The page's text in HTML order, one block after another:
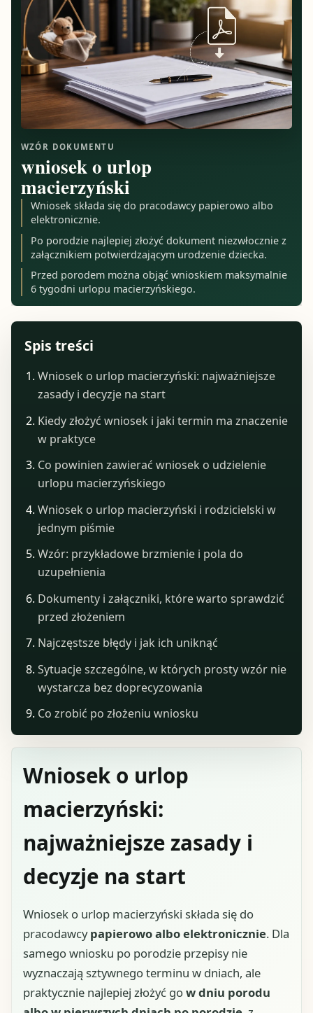
WZÓR DOKUMENTU
wniosek o urlop
macierzyński
Wniosek składa się do pracodawcy papierowo albo
elektronicznie.
Po porodzie najlepiej złożyć dokument niezwłocznie z
załącznikiem potwierdzającym urodzenie dziecka.
Przed porodem można objąć wnioskiem maksymalnie
6 tygodni urlopu macierzyńskiego.
Wniosek o urlop
macierzyński:
najważniejsze zasady i
decyzje na start
Wniosek o urlop macierzyński składa się do
pracodawcypapierowo albo elektronicznie. Dla
samego wniosku po porodzie przepisy nie
wyznaczają sztywnego terminu w dniach, ale
praktycznie najlepiej złożyć gow dniu porodu
Spis treści
Wniosek o urlop macierzyński: najważniejsze
zasady i decyzje na start
Kiedy złożyć wniosek i jaki termin ma znaczenie
w praktyce
Co powinien zawierać wniosek o udzielenie
urlopu macierzyńskiego
Wniosek o urlop macierzyński i rodzicielski w
jednym piśmie
Wzór: przykładowe brzmienie i pola do
uzupełnienia
Dokumenty i załączniki, które warto sprawdzić
przed złożeniem
Najczęstsze błędy i jak ich uniknąć
Sytuacje szczególne, w których prosty wzór nie
wystarcza bez doprecyzowania
Co zrobić po złożeniu wniosku